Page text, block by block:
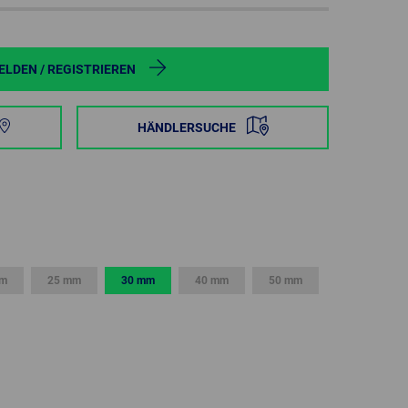
SWEDEN
SWITZERLAND
/ REGISTRIEREN
HÄNDLERSUCHE
25 mm 30 mm 40 mm 50 mm